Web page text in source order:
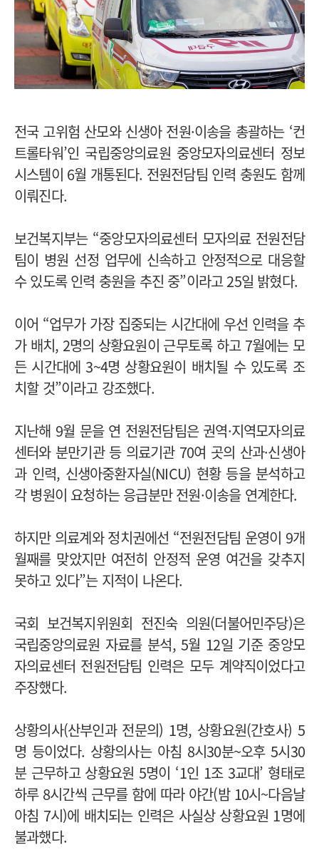
전국 고위험 산모와 신생아 전원·이송을 총괄하는 ‘컨
트롤타워’인 국립중앙의료원 중앙모자의료센터 정보
시스템이 6월 개통된다. 전원전담팀 인력 충원도 함께
이뤄진다.
보건복지부는 “중앙모자의료센터 모자의료 전원전담
팀이 병원 선정 업무에 신속하고 안정적으로 대응할
수 있도록 인력 충원을 추진 중”이라고 25일 밝혔다.
이어 “업무가 가장 집중되는 시간대에 우선 인력을 추
가 배치, 2명의 상황요원이 근무토록 하고 7월에는 모
든 시간대에 3~4명 상황요원이 배치될 수 있도록 조
치할 것”이라고 강조했다.
지난해 9월 문을 연 전원전담팀은 권역·지역모자의료
센터와 분만기관 등 의료기관 70여 곳의 산과·신생아
과 인력, 신생아중환자실(NICU) 현황 등을 분석하고
각 병원이 요청하는 응급분만 전원·이송을 연계한다.
하지만 의료계와 정치권에선 “전원전담팀 운영이 9개
월째를 맞았지만 여전히 안정적 운영 여건을 갖추지
못하고 있다”는 지적이 나온다.
국회 보건복지위원회 전진숙 의원(더불어민주당)은
국립중앙의료원 자료를 분석, 5월 12일 기준 중앙모
자의료센터 전원전담팀 인력은 모두 계약직이었다고
주장했다.
상황의사(산부인과 전문의) 1명, 상황요원(간호사) 5
명 등이었다. 상황의사는 아침 8시30분~오후 5시30
분 근무하고 상황요원 5명이 ‘1인 1조 3교대’ 형태로
하루 8시간씩 근무를 함에 따라 야간(밤 10시~다음날
아침 7시)에 배치되는 인력은 사실상 상황요원 1명에
불과했다.